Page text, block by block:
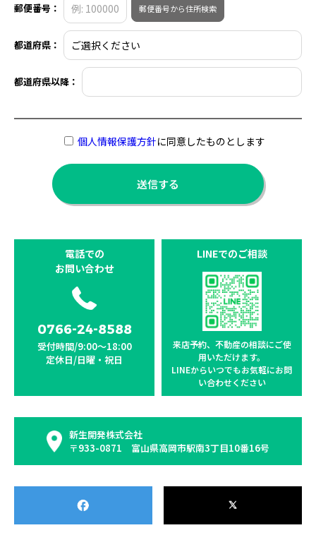
郵便番号： 郵便番号から住所検索
都道府県：
都道府県以降：
個人情報保護方針に同意したものとします
電話での
お問い合わせ
0766-24-8588
受付時間/9:00〜18:00
定休日/日曜・祝日
LINEでのご相談
来店予約、不動産の相談にご使
用いただけます。
LINEからいつでもお気軽にお問
い合わせください
新生開発株式会社
〒933-0871 富山県高岡市駅南3丁目10番16号